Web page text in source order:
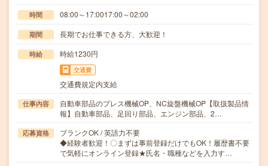
時間 08:00～17:0017:00～02:00
期間 長期でお仕事できる方、大歓迎！
時給 時給1230円
交通費
交通費規定内支給
仕事内容
自動車部品のプレス機械OP、NC旋盤機械OP【取扱製品情
報】自動車部品、足回り部品、エンジン部品、2…
応募資格
ブランクOK / 英語力不要
◆経験者歓迎！〇まずは事前登録だけでもOK！履歴書不要
で気軽にオンライン登録★氏名・職種などを入力す…